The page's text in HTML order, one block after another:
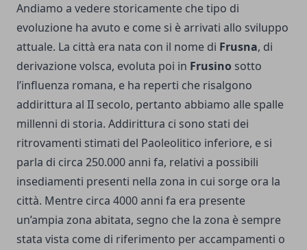
Andiamo a vedere storicamente che tipo di
evoluzione ha avuto e come si è arrivati allo sviluppo
attuale. La città era nata con il nome di Frusna, di
derivazione volsca, evoluta poi in Frusino sotto
l’influenza romana, e ha reperti che risalgono
addirittura al II secolo, pertanto abbiamo alle spalle
millenni di storia. Addirittura ci sono stati dei
ritrovamenti stimati del Paoleolitico inferiore, e si
parla di circa 250.000 anni fa, relativi a possibili
insediamenti presenti nella zona in cui sorge ora la
città. Mentre circa 4000 anni fa era presente
un’ampia zona abitata, segno che la zona è sempre
stata vista come di riferimento per accampamenti o